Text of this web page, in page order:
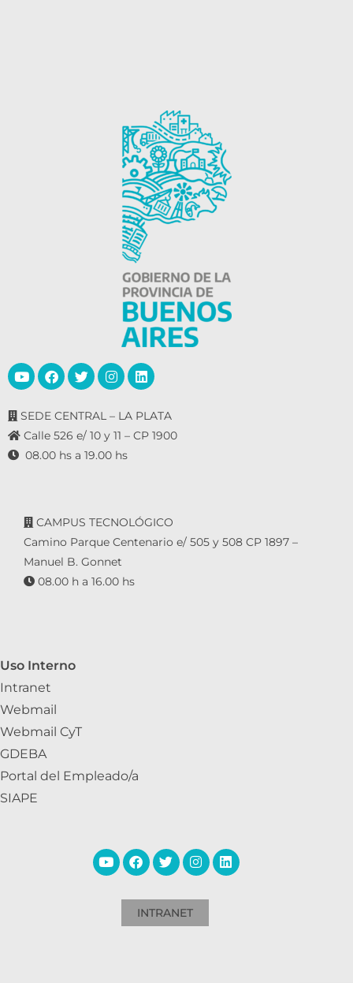
SEDE CENTRAL – LA PLATA
Calle 526 e/ 10 y 11 – CP 1900
08.00 hs a 19.00 hs
CAMPUS TECNOLÓGICO
Camino Parque Centenario e/ 505 y 508 CP 1897 –
Manuel B. Gonnet
08.00 h a 16.00 hs
Uso Interno
Intranet
Webmail
Webmail CyT
GDEBA
Portal del Empleado/a
SIAPE
INTRANET